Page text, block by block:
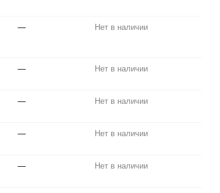
— Нет в наличии
— Нет в наличии
— Нет в наличии
— Нет в наличии
— Нет в наличии